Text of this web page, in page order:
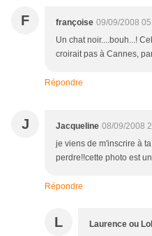
F françoise 09/09/2008
Un chat noir....bouh...!
croirait pas à Cannes,
Répondre
J Jacqueline 08/09/2008
je viens de m'inscrire à
perdre!!cette photo est
Répondre
L Laurence ou